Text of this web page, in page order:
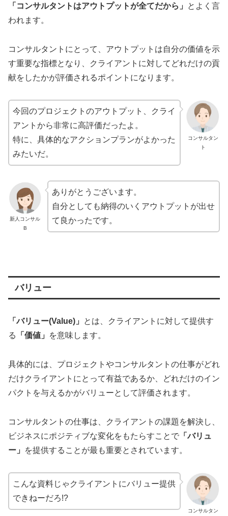
「コンサルタントはアウトプットが全てだから」
とよく言
われます。
コンサルタントにとって、アウトプットは自分の価値を示
す重要な指標となり、クライアントに対してどれだけの貢
献をしたかが評価されるポイントになります。
コンサルタン
ト
今回のプロジェクトのアウトプット、クライ
アントから非常に高評価だったよ。
特に、具体的なアクションプランがよかった
みたいだ。
新人コンサル
B
ありがとうございます。
自分としても納得のいくアウトプットが出せ
て良かったです。
バリュー
「バリュー(Value)」
とは、クライアントに対して提供す
る
「価値」 を意味します。
具体的には、プロジェクトやコンサルタントの仕事がどれ
だけクライアントにとって有益であるか、どれだけのイン
パクトを与えるかがバリューとして評価されます。
コンサルタントの仕事は、クライアントの課題を解決し、
ビジネスにポジティブな変化をもたらすことで 「バリュ
ー」
を提供することが最も重要とされています。
コンサルタン
こんな資料じゃクライアントにバリュー提供
できねーだろ!?